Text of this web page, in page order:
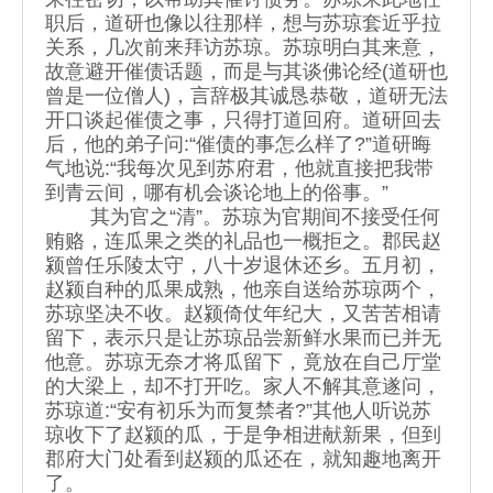
职后，道研也像以往那样，想与苏琼套近乎拉
关系，几次前来拜访苏琼。苏琼明白其来意，
故意避开催债话题，而是与其谈佛论经(道研也
曾是一位僧人)，言辞极其诚恳恭敬，道研无法
开口谈起催债之事，只得打道回府。道研回去
后，他的弟子问:“催债的事怎么样了?”道研晦
气地说:“我每次见到苏府君，他就直接把我带
到青云间，哪有机会谈论地上的俗事。”
其为官之“清”。苏琼为官期间不接受任何
贿赂，连瓜果之类的礼品也一概拒之。郡民赵
颍曾任乐陵太守，八十岁退休还乡。五月初，
赵颍自种的瓜果成熟，他亲自送给苏琼两个，
苏琼坚决不收。赵颍倚仗年纪大，又苦苦相请
留下，表示只是让苏琼品尝新鲜水果而已并无
他意。苏琼无奈才将瓜留下，竟放在自己厅堂
的大梁上，却不打开吃。家人不解其意遂问，
苏琼道:“安有初乐为而复禁者?”其他人听说苏
琼收下了赵颍的瓜，于是争相进献新果，但到
郡府大门处看到赵颍的瓜还在，就知趣地离开
了。